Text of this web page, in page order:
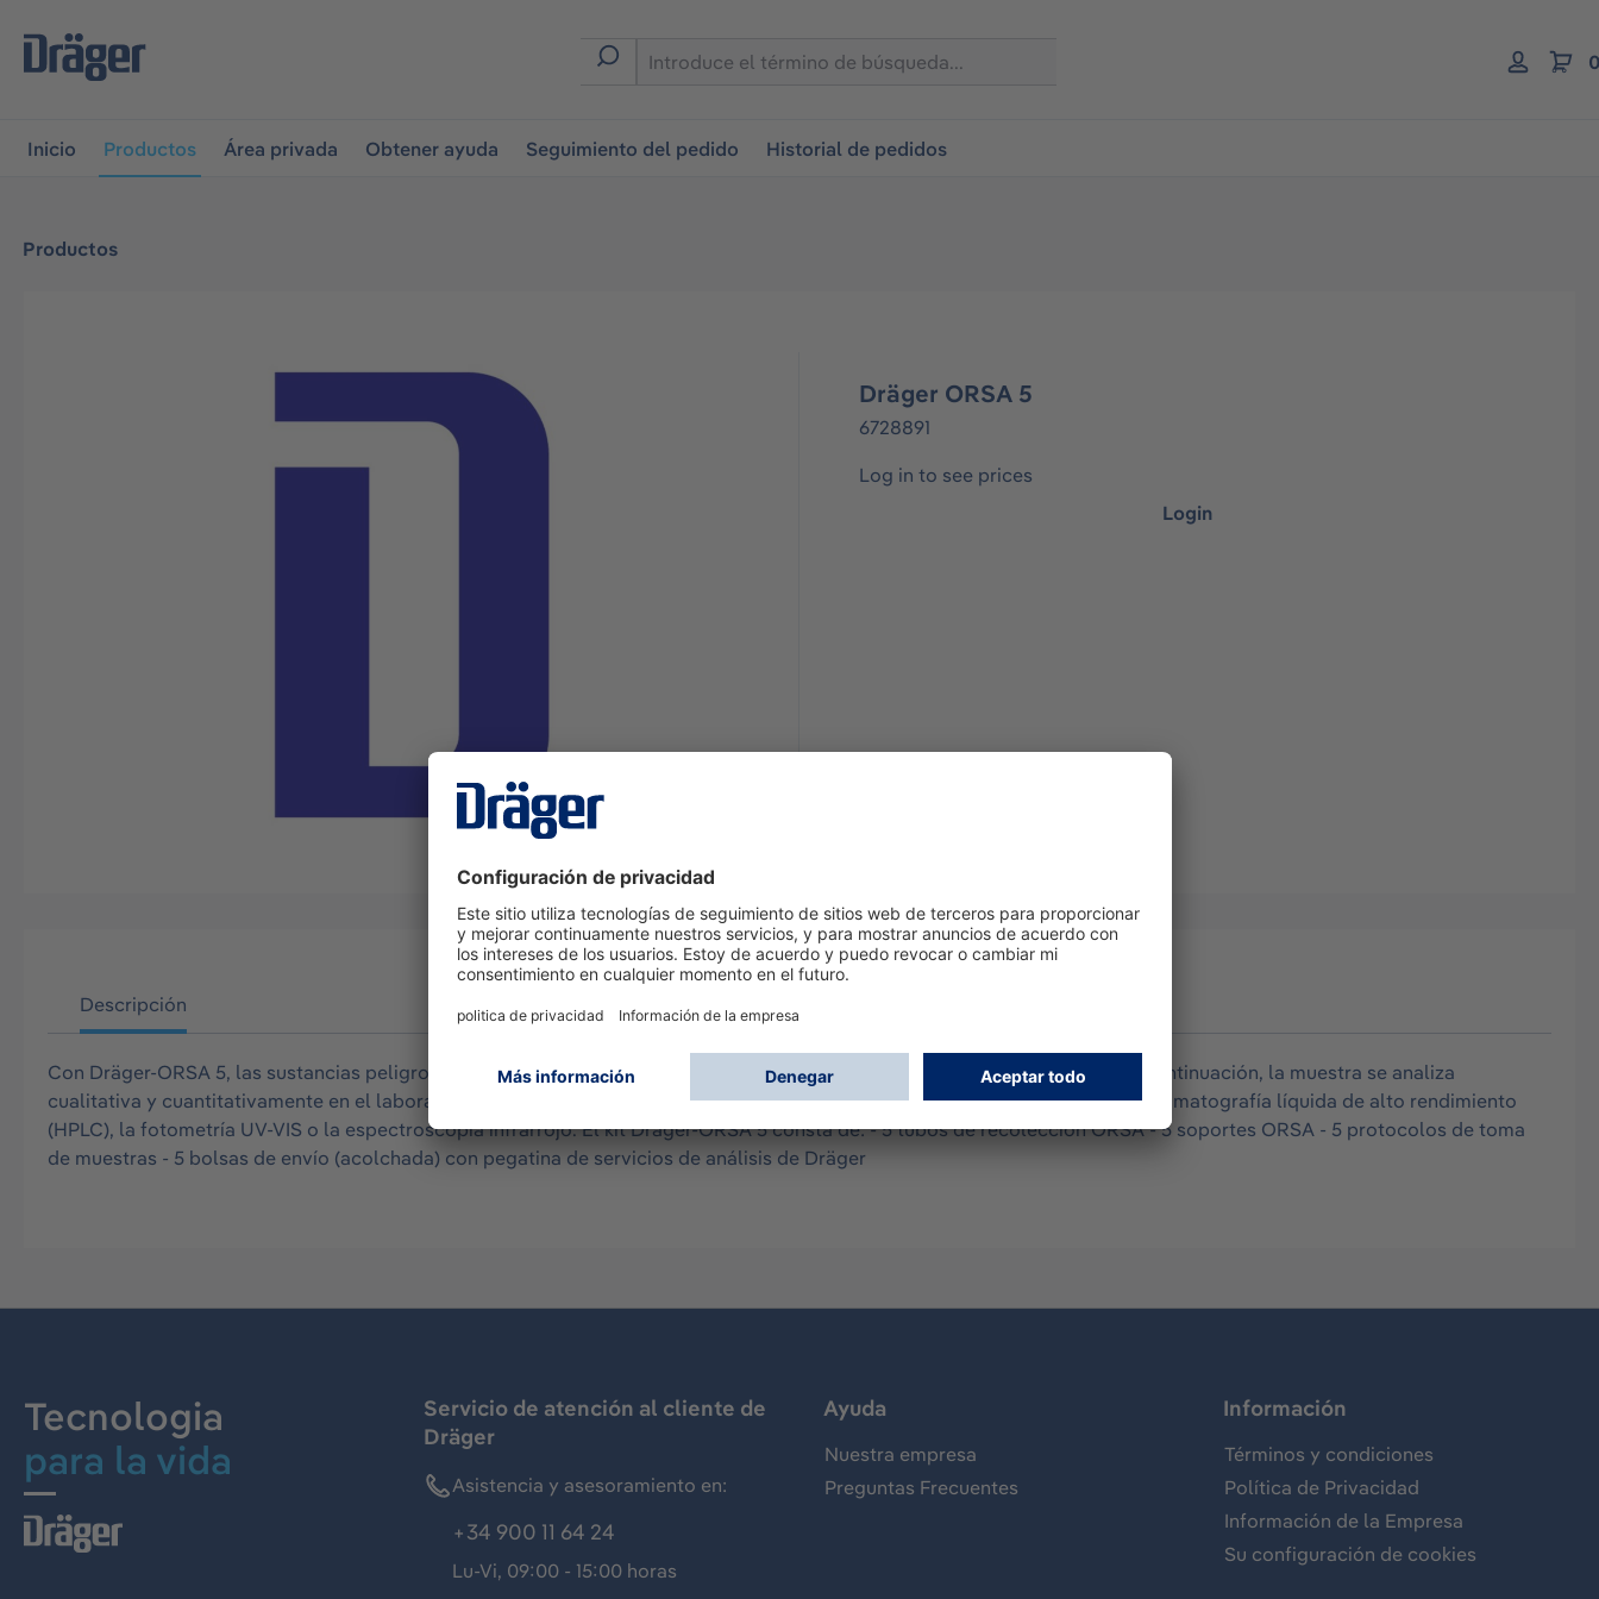
la navegación principal
Inicio Productos Área privada Obtener ayuda Seguimiento del pedido Historial de pedidos
Productos
Dräger ORSA 5
6728891
Log in to see prices
Login
Descripción
Con Dräger-ORSA 5, las sustancias peligrosas contenidas en el aire se recogen primero por adsorción o quimiadsorción. A continuación, la muestra se analiza
cualitativa y cuantitativamente en el laboratorio mediante análisis instrumentales como la cromatografía de gases (GC), la cromatografía líquida de alto rendimiento
(HPLC), la fotometría UV-VIS o la espectroscopia infrarrojo. El kit Dräger-ORSA 5 consta de: - 5 tubos de recolección ORSA - 5 soportes ORSA - 5 protocolos de toma
de muestras - 5 bolsas de envío (acolchada) con pegatina de servicios de análisis de Dräger
Tecnologia
para la vida
Servicio de atención al cliente de
Dräger
Asistencia y asesoramiento en:
+34 900 11 64 24
Lu-Vi, 09:00 - 15:00 horas
Ayuda
Nuestra empresa
Preguntas Frecuentes
Información
Términos y condiciones
Política de Privacidad
Información de la Empresa
Su configuración de cookies